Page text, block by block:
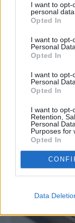
I want to opt-
personal data.
Opted In
I want to opt-
Personal Data.
Opted In
I want to opt-
Personal
Opted In
I want to opt-
Retention,
Personal
Purposes for
Opted In
Data
Πριν 10 ημέρες
Μία μικρή
ομάδα του